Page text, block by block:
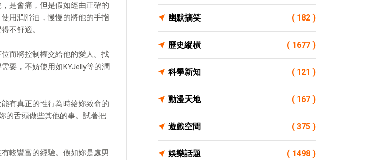
是會痛，但是假如經由正確的
用潤滑油，慢慢的將他的手指
不舒適。
而將控制權交給他的愛人。找
要，不妨使用如KYJelly等的潤
有真正的性行為時給妳致命的
的舌頭做些其他的事。試著把
較豐富的經驗。假如妳是處男
幽默搞笑 ( 182 )
歷史縱橫 ( 1677 )
科學新知 ( 121 )
動漫天地 ( 167 )
遊戲空間 ( 375 )
娛樂話題 ( 1498 )